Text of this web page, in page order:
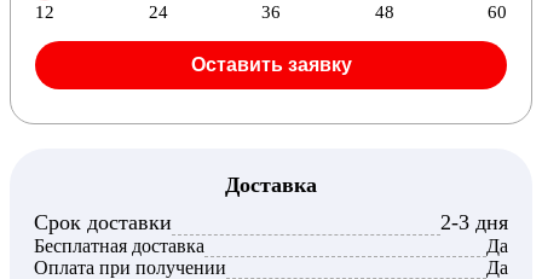
12 24 36 48 60
Оставить заявку
Доставка
Срок доставки
2-3 дня
Бесплатная доставка
Да
Оплата при получении
Да